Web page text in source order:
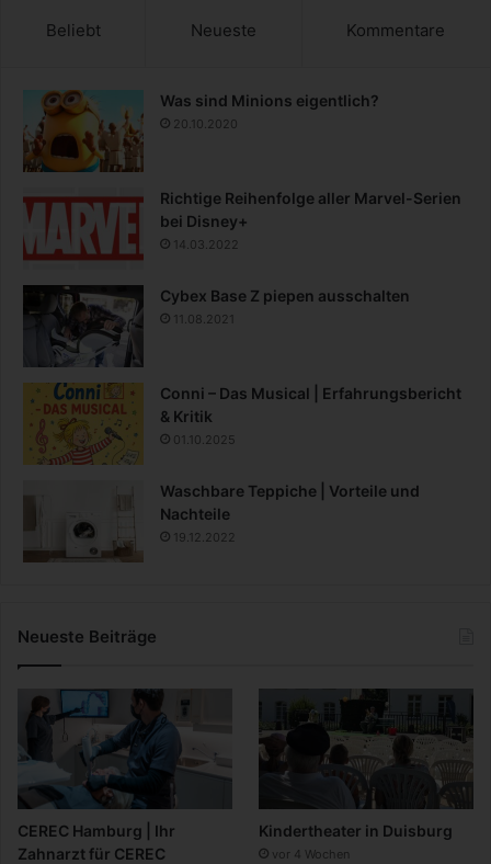
Beliebt Neueste Kommentare
Was sind Minions eigentlich?
20.10.2020
Richtige Reihenfolge aller Marvel-Serien
bei Disney+
14.03.2022
Cybex Base Z piepen ausschalten
11.08.2021
Conni – Das Musical | Erfahrungsbericht
& Kritik
01.10.2025
Waschbare Teppiche | Vorteile und
Nachteile
19.12.2022
Neueste Beiträge
CEREC Hamburg | Ihr
Zahnarzt für CEREC
Kindertheater in Duisburg
vor 4 Wochen